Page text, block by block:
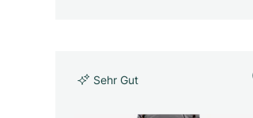
Sehr Gut